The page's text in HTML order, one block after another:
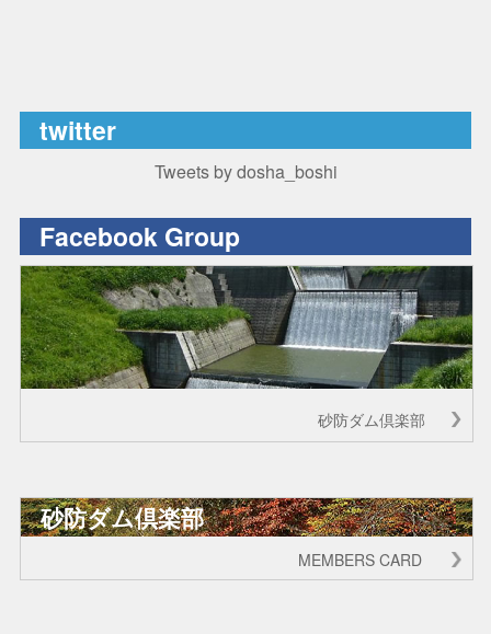
twitter
Tweets by dosha_boshi
Facebook Group
砂防ダム倶楽部
砂防ダム倶楽部
MEMBERS CARD